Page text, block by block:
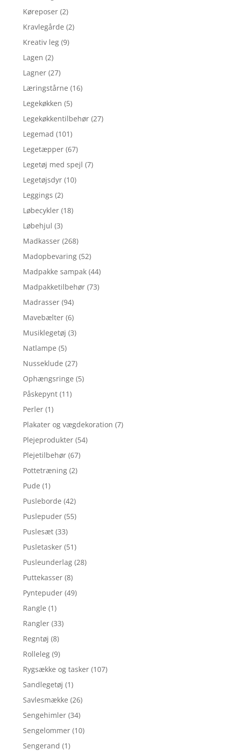
Køreposer (2)
Kravlegårde (2)
Kreativ leg (9)
Lagen (2)
Lagner (27)
Læringstårne (16)
Legekøkken (5)
Legekøkkentilbehør (27)
Legemad (101)
Legetæpper (67)
Legetøj med spejl (7)
Legetøjsdyr (10)
Leggings (2)
Løbecykler (18)
Løbehjul (3)
Madkasser (268)
Madopbevaring (52)
Madpakke sampak (44)
Madpakketilbehør (73)
Madrasser (94)
Mavebælter (6)
Musiklegetøj (3)
Natlampe (5)
Nusseklude (27)
Ophængsringe (5)
Påskepynt (11)
Perler (1)
Plakater og vægdekoration (7)
Plejeprodukter (54)
Plejetilbehør (67)
Pottetræning (2)
Pude (1)
Pusleborde (42)
Puslepuder (55)
Puslesæt (33)
Pusletasker (51)
Pusleunderlag (28)
Puttekasser (8)
Pyntepuder (49)
Rangle (1)
Rangler (33)
Regntøj (8)
Rolleleg (9)
Rygsække og tasker (107)
Sandlegetøj (1)
Savlesmække (26)
Sengehimler (34)
Sengelommer (10)
Sengerand (1)